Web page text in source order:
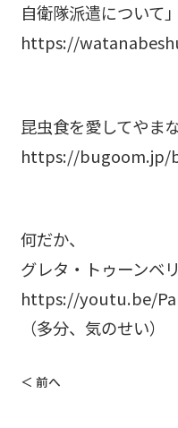
自衛隊派遣について
https://
昆虫食を愛してやま
https://bugoom.jp/
何だか、
グレタ・トゥーンベ
https://youtu.be/
（多分、気のせい）
＜ 前へ